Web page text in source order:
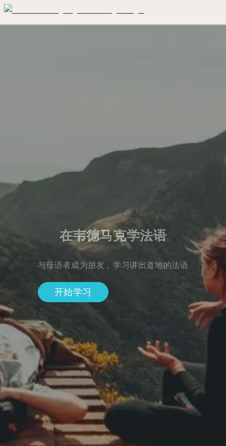
在韦德马克学法语
与母语者成为朋友，学习讲出道地的法语
开始学习